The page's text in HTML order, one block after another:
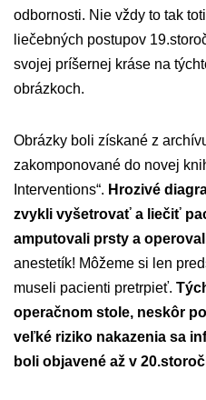
odbornosti. Nie vždy to tak
liečebných postupov
svojej príšernej kráse na
obrázkoch.
Obrázky boli získané z
zakomponované do novej
Interventions“. Hrozivé
zvykli vyšetrovať a liečiť
amputovali prsty a
anestetík! Môžeme si len
museli pacienti pretrpieť.
operačnom stole, neskôr
veľké riziko nakazenia sa
boli objavené až v